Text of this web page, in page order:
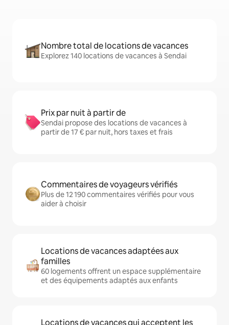
Nombre total de locations de vacances
Explorez 140 locations de vacances à Sendai
Prix par nuit à partir de
Sendai propose des locations de vacances à
partir de 17 € par nuit, hors taxes et frais
Commentaires de voyageurs vérifiés
Plus de 12 190 commentaires vérifiés pour vous
aider à choisir
Locations de vacances adaptées aux
familles
60 logements offrent un espace supplémentaire
et des équipements adaptés aux enfants
Locations de vacances qui acceptent les